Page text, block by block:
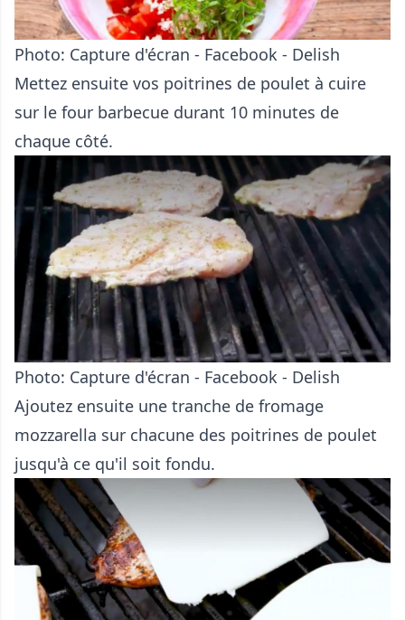
Photo: Capture d'écran - Facebook - Delish
Mettez ensuite vos poitrines de poulet à cuire
sur le four barbecue durant 10 minutes de
chaque côté.
Photo: Capture d'écran - Facebook - Delish
Ajoutez ensuite une tranche de fromage
mozzarella sur chacune des poitrines de poulet
jusqu'à ce qu'il soit fondu.